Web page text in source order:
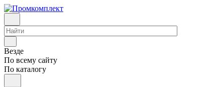
Везде
По всему сайту
По каталогу